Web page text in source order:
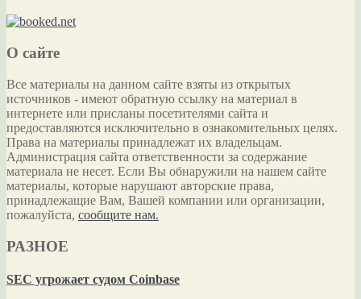
О сайте
Все материалы на данном сайте взяты из открытых
источников - имеют обратную ссылку на материал в
интернете или присланы посетителями сайта и
предоставляются исключительно в ознакомительных целях.
Права на материалы принадлежат их владельцам.
Администрация сайта ответственности за содержание
материала не несет. Если Вы обнаружили на нашем сайте
материалы, которые нарушают авторские права,
принадлежащие Вам, Вашей компании или организации,
пожалуйста, сообщите нам.
РАЗНОЕ
SEC угрожает судом Coinbase